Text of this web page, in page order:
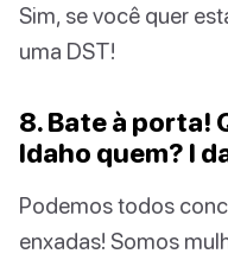
Sim, se você quer
uma DST!
8. Bate à porta!
Idaho quem? I
Podemos todos
enxadas! Somos